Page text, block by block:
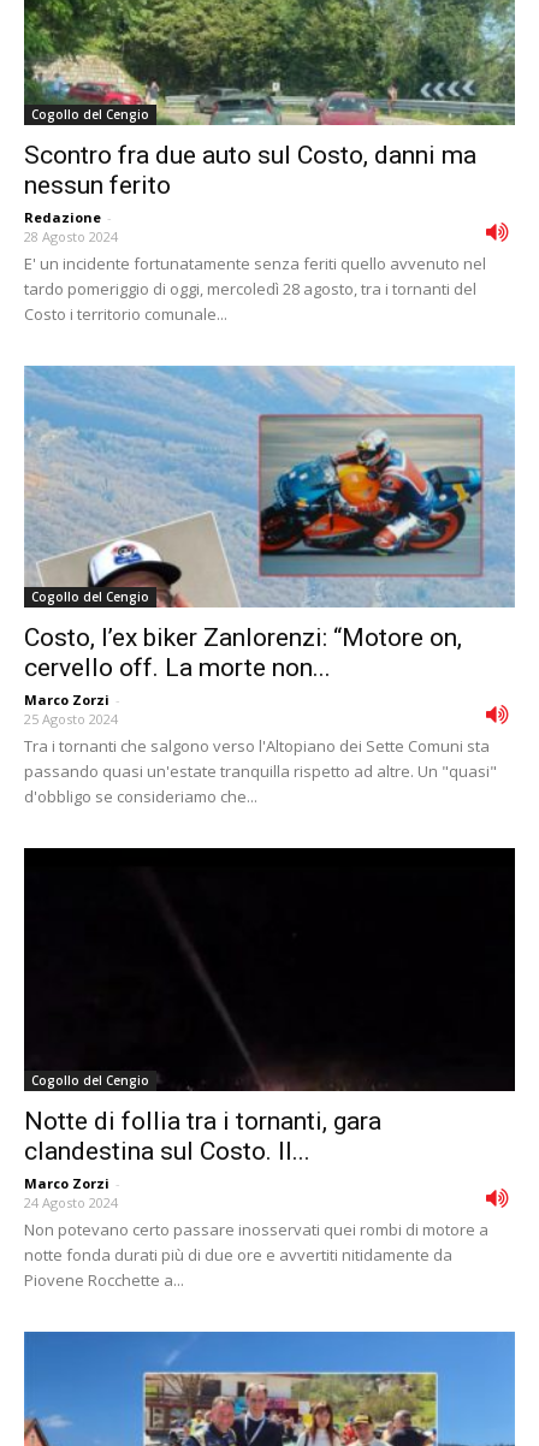
Cogollo del Cengio
Scontro fra due auto sul Costo, danni ma
nessun ferito
Redazione -
28 Agosto 2024
E' un incidente fortunatamente senza feriti quello avvenuto nel
tardo pomeriggio di oggi, mercoledì 28 agosto, tra i tornanti del
Costo i territorio comunale...
Cogollo del Cengio
Costo, l’ex biker Zanlorenzi: “Motore on,
cervello off. La morte non...
Marco Zorzi -
25 Agosto 2024
Tra i tornanti che salgono verso l'Altopiano dei Sette Comuni sta
passando quasi un'estate tranquilla rispetto ad altre. Un "quasi"
d'obbligo se consideriamo che...
Cogollo del Cengio
Notte di follia tra i tornanti, gara
clandestina sul Costo. Il...
Marco Zorzi -
24 Agosto 2024
Non potevano certo passare inosservati quei rombi di motore a
notte fonda durati più di due ore e avvertiti nitidamente da
Piovene Rocchette a...